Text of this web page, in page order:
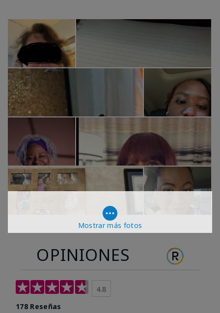
Mostrar más fotos
OPINIONES
4.8
178 Reseñas